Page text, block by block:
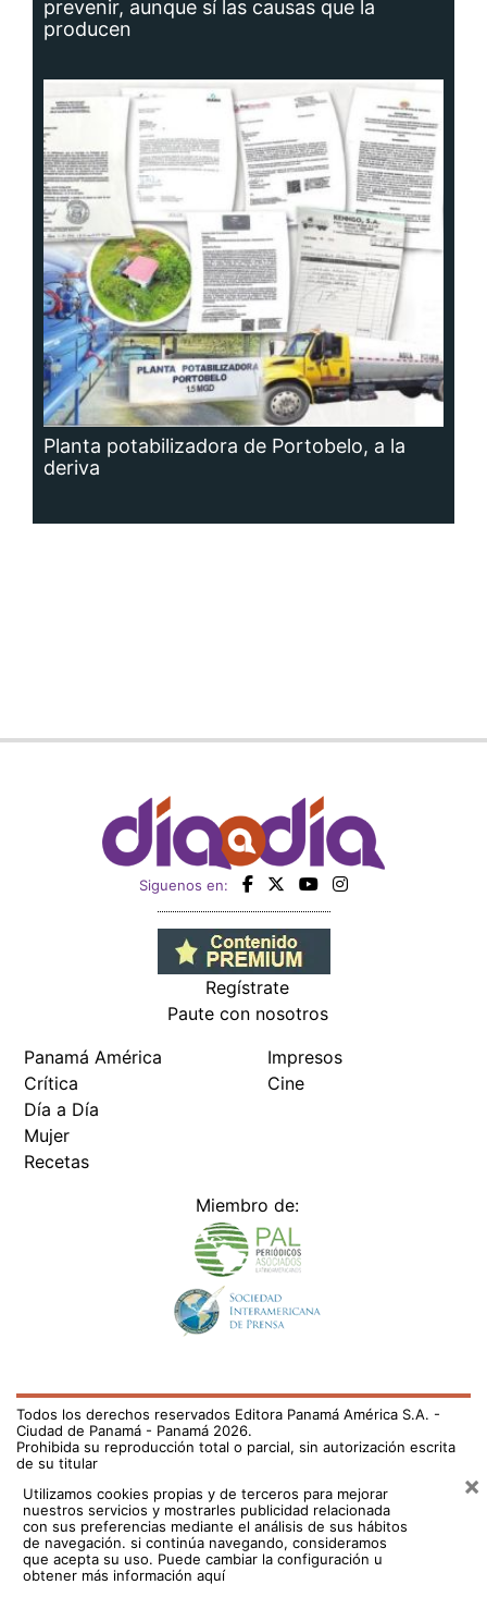
prevenir, aunque sí las causas que la
producen
Planta potabilizadora de Portobelo, a la
deriva
Siguenos en:
Regístrate
Paute con nosotros
Panamá América
Crítica
Día a Día
Mujer
Recetas
Impresos
Cine
Miembro de:
Todos los derechos reservados Editora Panamá América S.A. -
Ciudad de Panamá - Panamá 2026.
Prohibida su reproducción total o parcial, sin autorización escrita
de su titular
Utilizamos cookies propias y de terceros para mejorar
nuestros servicios y mostrarles publicidad relacionada
con sus preferencias mediante el análisis de sus hábitos
de navegación. si continúa navegando, consideramos
que acepta su uso. Puede cambiar la configuración u
obtener más información aquí
×